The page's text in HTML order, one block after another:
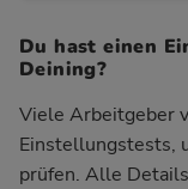
Du hast einen
Deining?
Viele Arbeitgeber
Einstellungstests,
prüfen. Alle